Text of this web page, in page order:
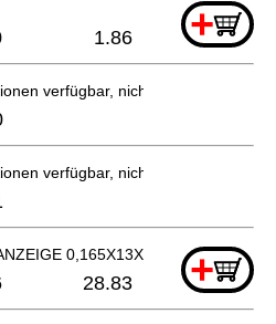
+
1.86
verfügbar, nicht bestellbar
verfügbar, nicht bestellbar
0,165X13X603 32,00-84,35
+
28.83